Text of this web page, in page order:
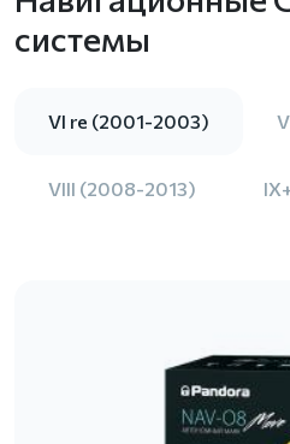
системы
VI re (2001-2003)
VIII (2008-2013)